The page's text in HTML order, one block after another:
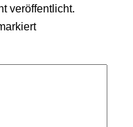
veröffentlicht.